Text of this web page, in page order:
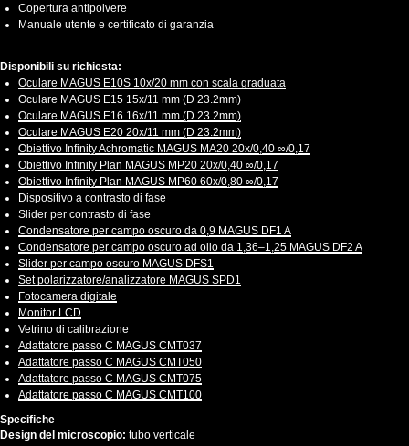
Copertura antipolvere
Manuale utente e certificato di garanzia
Disponibili su richiesta:
Oculare MAGUS E10S 10x/20 mm con scala graduata
Oculare MAGUS E15 15x/11 mm (D 23.2mm)
Oculare MAGUS E16 16x/11 mm (D 23.2mm)
Oculare MAGUS E20 20x/11 mm (D 23.2mm)
Obiettivo Infinity Achromatic MAGUS MA20 20х/0,40 ∞/0,17
Obiettivo Infinity Plan MAGUS MP20 20х/0,40 ∞/0,17
Obiettivo Infinity Plan MAGUS MP60 60х/0,80 ∞/0,17
Dispositivo a contrasto di fase
Slider per contrasto di fase
Condensatore per campo oscuro da 0,9 MAGUS DF1 A
Condensatore per campo oscuro ad olio da 1,36–1,25 MAGUS DF2 A
Slider per campo oscuro MAGUS DFS1
Set polarizzatore/analizzatore MAGUS SPD1
Fotocamera digitale
Monitor LCD
Vetrino di calibrazione
Adattatore passo C MAGUS CMT037
Adattatore passo C MAGUS CMT050
Adattatore passo C MAGUS CMT075
Adattatore passo C MAGUS CMT100
Specifiche
Design del microscopio: tubo verticale